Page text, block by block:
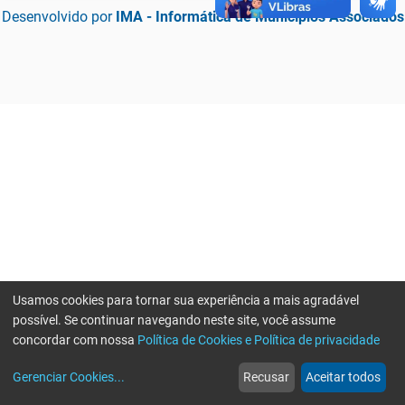
Desenvolvido por IMA - Informática de Municípios Associados
web
Notícias
more_horiz
Mais
Usamos cookies para tornar sua experiência a mais agradável
possível. Se continuar navegando neste site, você assume
concordar com nossa Política de Cookies e Política de privacidade
Gerenciar Cookies... Recusar Aceitar todos
Erro ao enviar informações, por favor tente novamente